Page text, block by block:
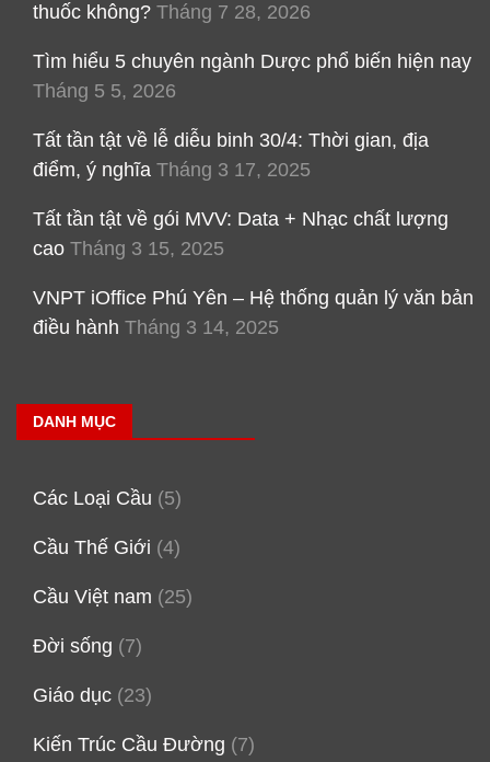
thuốc không? Tháng 7 28, 2026
Tìm hiểu 5 chuyên ngành Dược phổ biến hiện nay
Tháng 5 5, 2026
Tất tần tật về lễ diễu binh 30/4: Thời gian, địa
điểm, ý nghĩa Tháng 3 17, 2025
Tất tần tật về gói MVV: Data + Nhạc chất lượng
cao Tháng 3 15, 2025
VNPT iOffice Phú Yên – Hệ thống quản lý văn bản
điều hành Tháng 3 14, 2025
DANH MỤC
Các Loại Cầu (5)
Cầu Thế Giới (4)
Cầu Việt nam (25)
Đời sống (7)
Giáo dục (23)
Kiến Trúc Cầu Đường (7)